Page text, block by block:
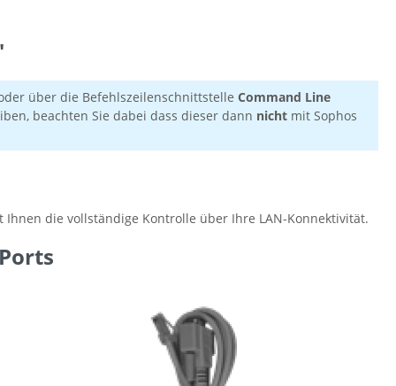
über die Befehlszeilenschnittstelle Command Line
beachten Sie dabei dass dieser dann nicht mit Sophos
die vollständige Kontrolle über Ihre LAN-Konnektivität.